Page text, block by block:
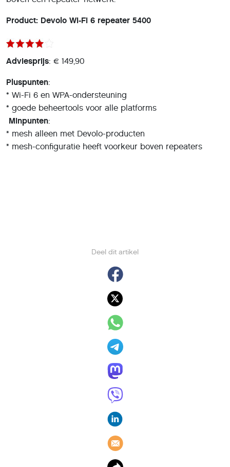
Deel dit artikel
Product: Devolo Wi-Fi 6 repeater 5400
Adviesprijs: € 149,90
Pluspunten:
* Wi-Fi 6 en WPA-ondersteuning
* goede beheertools voor alle platforms
Minpunten:
* mesh alleen met Devolo-producten
* mesh-configuratie heeft voorkeur boven repeaters